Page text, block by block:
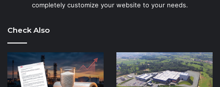
completely customize your website to your needs.
Check Also